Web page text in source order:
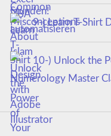
9-) Learn T-Shirt
10-) Unlock the
Numerology Master